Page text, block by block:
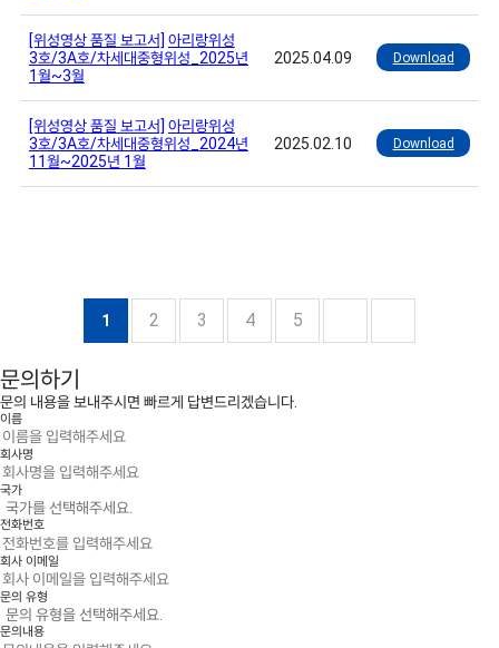
[위성영상 품질 보고서] 아리랑위성
3호/3A호/차세대중형위성_2025년
1월~3월
2025.04.09 Download
[위성영상 품질 보고서] 아리랑위성
3호/3A호/차세대중형위성_2024년
11월~2025년 1월
2025.02.10 Download
1 2 3 4 5
문의하기
문의 내용을 보내주시면 빠르게 답변드리겠습니다.
이름
회사명
국가
전화번호
회사 이메일
문의 유형
문의내용